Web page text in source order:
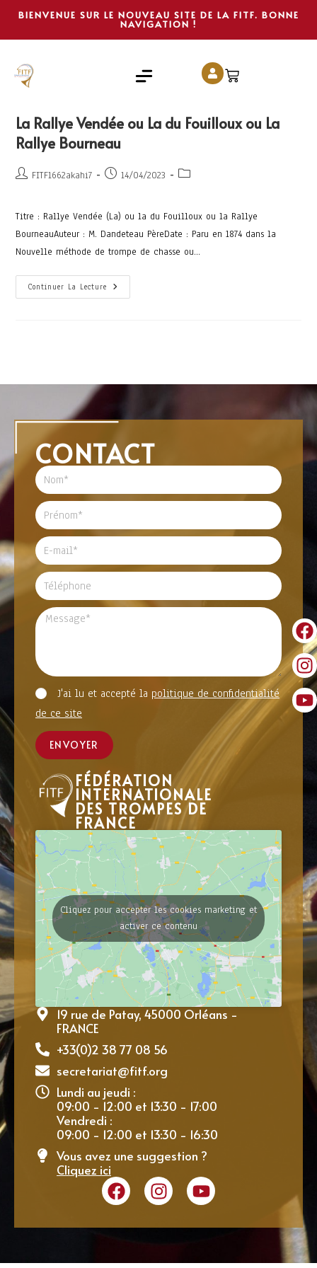
BIENVENUE SUR LE NOUVEAU SITE DE LA FITF. BONNE
NAVIGATION !
La Rallye Vendée ou La du Fouilloux ou La
Rallye Bourneau
FITF1662akahi7 14/04/2023
Titre : Rallye Vendée (La) ou la du Fouilloux ou la Rallye
BourneauAuteur : M. Dandeteau PèreDate : Paru en 1874 dans la
Nouvelle méthode de trompe de chasse ou…
Continuer La Lecture
CONTACT
J'ai lu et accepté la politique de confidentialité
de ce site
ENVOYER
FÉDÉRATION
INTERNATIONALE
DES TROMPES DE
FRANCE
Cliquez pour accepter les cookies marketing et
activer ce contenu
19 rue de Patay, 45000 Orléans -
FRANCE
+33(0)2 38 77 08 56
secretariat@fitf.org
Lundi au jeudi :
09:00 - 12:00 et 13:30 - 17:00
Vendredi :
09:00 - 12:00 et 13:30 - 16:30
Vous avez une suggestion ?
Cliquez ici